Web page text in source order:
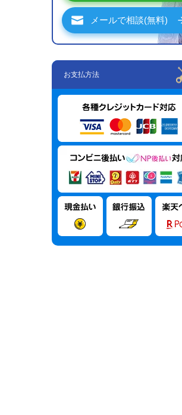
メールで相談(無料)
お支払方法